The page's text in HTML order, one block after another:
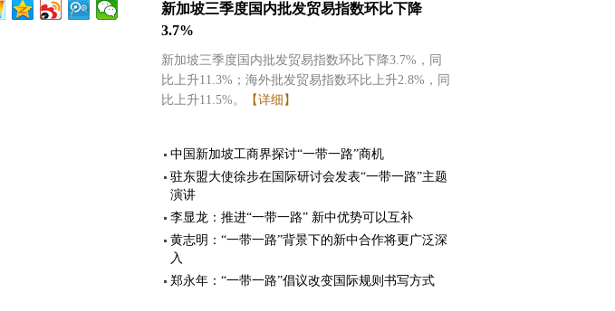
新加坡三季度国内批发贸易指数环比下降
3.7%
新加坡三季度国内批发贸易指数环比下降3.7%，同
比上升11.3%；海外批发贸易指数环比上升2.8%，同
比上升11.5%。
【详细】
中国新加坡工商界探讨“一带一路”商机
驻东盟大使徐步在国际研讨会发表“一带一路”主题
演讲
李显龙：推进“一带一路” 新中优势可以互补
黄志明：“一带一路”背景下的新中合作将更广泛深
入
郑永年：“一带一路”倡议改变国际规则书写方式